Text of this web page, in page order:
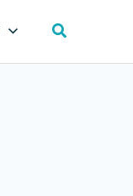
Search